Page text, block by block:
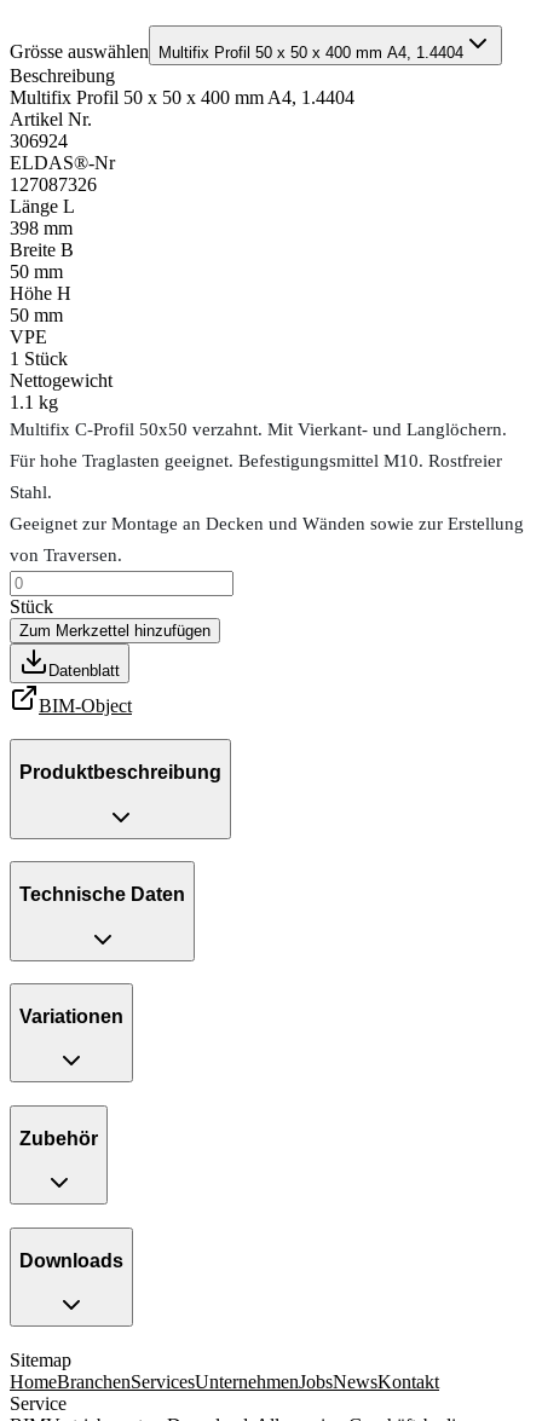
Grösse auswählen Multifix Profil 50 x 50 x 400 mm A4, 1.4404
Beschreibung
Multifix Profil 50 x 50 x 400 mm A4, 1.4404
Artikel Nr.
306924
ELDAS®-Nr
127087326
Länge L
398 mm
Breite B
50 mm
Höhe H
50 mm
VPE
1 Stück
Nettogewicht
1.1 kg
Multifix C-Profil 50x50 verzahnt. Mit Vierkant- und Langlöchern.
Für hohe Traglasten geeignet. Befestigungsmittel M10. Rostfreier
Stahl.
Geeignet zur Montage an Decken und Wänden sowie zur Erstellung
von Traversen.
Stück
Zum Merkzettel hinzufügen
Datenblatt
BIM-Object
Produktbeschreibung
Technische Daten
Variationen
Zubehör
Downloads
Sitemap
HomeBranchenServicesUnternehmenJobsNewsKontakt
Service